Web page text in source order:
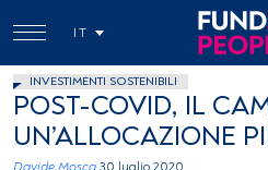
IT
INVESTIMENTI SOSTENIBILI
POST-COVID, IL
UN’ALLOCAZIONE